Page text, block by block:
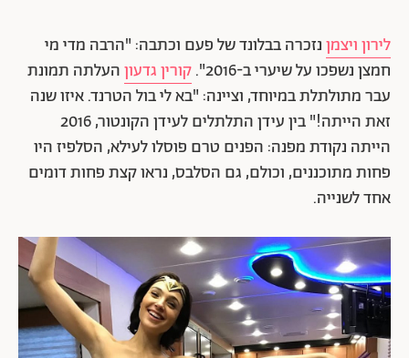
לירון ויצמןנזכרה בבלונד של פעם וכתבה: "הרבה מדי מי
חמצן נשפכו על שיערי ב-2016".
קורין גדעוןהעלתה תמונת
עבר מתולתלת במיוחד, וציינה: "בא לי בול הטרנד. איזו שנה
זאת הייתה!" בין עידן התלתלים לעידן הקונטור, 2016
הייתה נקודת מפנה: הפנים טרם פוסלו לעילא, הסלפיז היו
פחות מתוכננים, וכולם, גם הסלבס, נראו קצת פחות דומים
אחד לשנייה.